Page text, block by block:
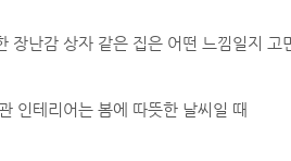
장난감 상자 같은 집은 어떤 느낌일지 고
인테리어는 봄에 따뜻한 날씨일 때